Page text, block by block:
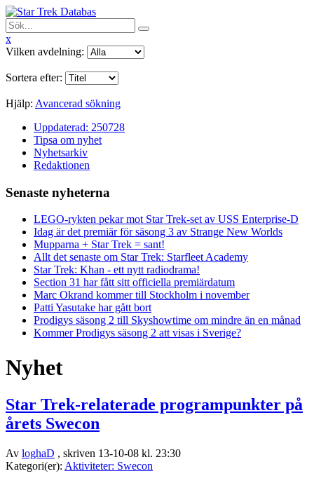
x
Vilken avdelning:
Sortera efter:
Hjälp: Avancerad sökning
Uppdaterad: 250728
Tipsa om nyhet
Nyhetsarkiv
Redaktionen
Senaste nyheterna
LEGO-rykten pekar mot Star Trek-set av USS Enterprise-D
Idag är det premiär för säsong 3 av Strange New Worlds
Mupparna + Star Trek = sant!
Allt det senaste om Star Trek: Starfleet Academy
Star Trek: Khan - ett nytt radiodrama!
Section 31 har fått sitt officiella premiärdatum
Marc Okrand kommer till Stockholm i november
Patti Yasutake har gått bort
Prodigys säsong 2 till Skyshowtime om mindre än en månad
Kommer Prodigys säsong 2 att visas i Sverige?
Nyhet
Star Trek-relaterade programpunkter på
årets Swecon
Av loghaD , skriven 13-10-08 kl. 23:30
Kategori(er): Aktiviteter: Swecon